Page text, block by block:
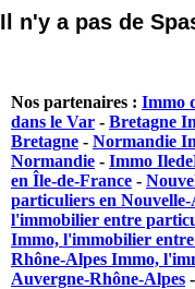
Il n'y a pas de
Nos partenaires : Immo
dans le Var - Bretagne
Bretagne - Normandie
Normandie - Immo
en Île-de-France -
particuliers en
l'immobilier entre
Immo, l'immobilier
Rhône-Alpes Immo,
Auvergne-Rhône-Alpes -